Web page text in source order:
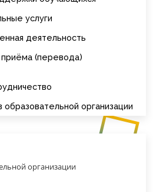
услуги
деятельность
(перевода)
образовательной организации
организации